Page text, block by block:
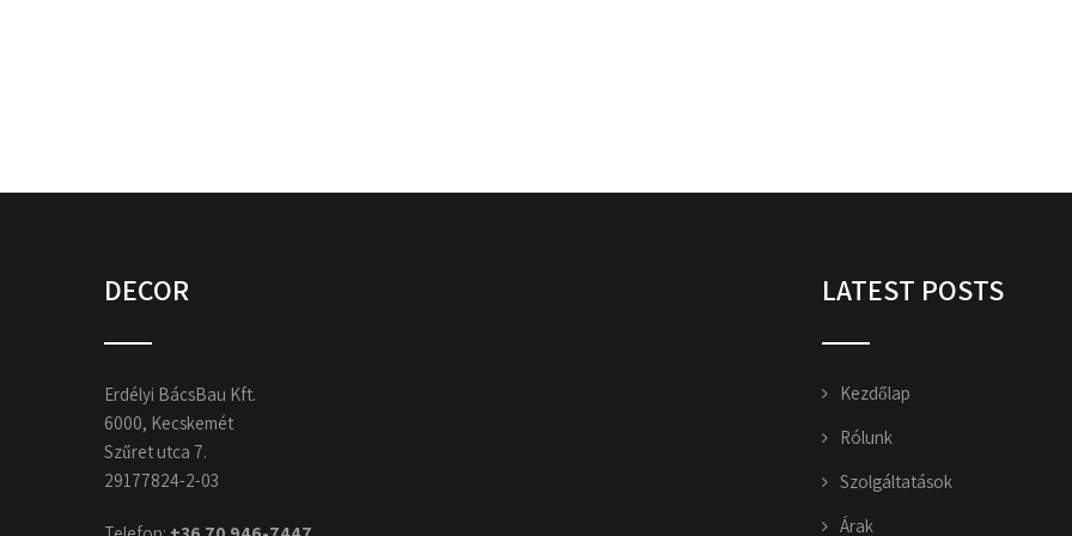
DECOR
Erdélyi BácsBau Kft.
6000, Kecskemét
Szűret utca 7.
29177824-2-03
LATEST POSTS
Kezdőlap
Rólunk
Szolgáltatások
Árak